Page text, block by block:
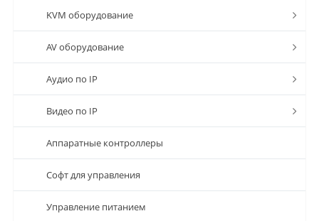
KVM оборудование
AV оборудование
Аудио по IP
Видео по IP
Аппаратные контроллеры
Софт для управления
Управление питанием